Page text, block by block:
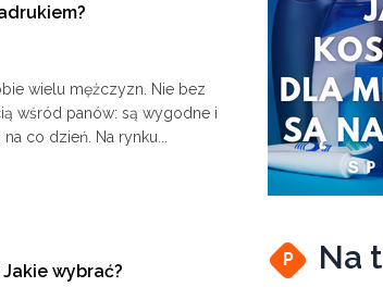
wielu mężczyzn. Nie bez
wśród panów: są wygodne i
co dzień. Na rynku...
wybrać?
P Na